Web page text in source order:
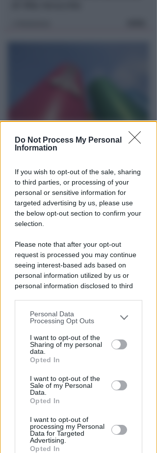
Do Not Process My Personal
Information
If you wish to opt-out of the sale, sharing
to third parties, or processing of your
personal or sensitive information for
targeted advertising by us, please use
the below opt-out section to confirm your
selection.
Please note that after your opt-out
request is processed you may continue
seeing interest-based ads based on
personal information utilized by us or
personal information disclosed to third
You may separately opt-out of the further
disclosure of your personal information
by third parties on the IAB’s list of
downstream participants.
by us to third parties on the IAB’s List of
Downstream Participants that may
further disclose it to other third parties.
Personal Data
Processing Opt Outs
I want to opt-out of the
Sharing of my personal
data.
Opted In
I want to opt-out of the
Sale of my Personal
Data.
Opted In
I want to opt-out of
processing my Personal
Data for Targeted
Advertising.
Opted In
REPORT ANNUALE 2025
Stipendi, forniture, tributi. 145
riminese
Redazione
RICHIESTA SPIEGAZIONI
Post razzista legato a Riccione
su un canale a nome Lega. La
sindaca: gravissimo
Redazione